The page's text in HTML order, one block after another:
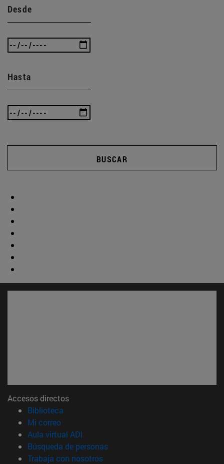
Desde
Hasta
BUSCAR
Accesos directos
Biblioteca
Mi correo(abre en nueva ventana)
Aula virtual ADI
Búsqueda de personas(abre en nueva ventana)
Trabaja con nosotros(abre en nueva ventana)